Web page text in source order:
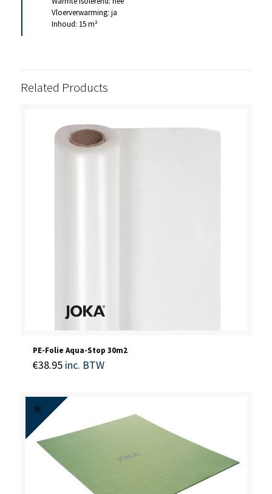
Vloerverwarming: ja
Inhoud: 15 m²
Related Products
PE-Folie Aqua-Stop 30m2
€38.95 inc. BTW